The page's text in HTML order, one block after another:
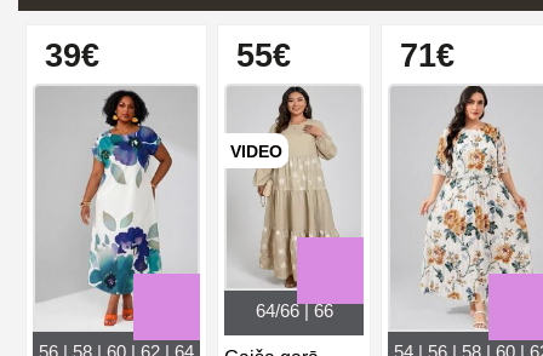
39€
56 | 58 | 60 | 62 | 64
55€
VIDEO
64/66 | 66
71€
54 | 56 | 58 | 60 |